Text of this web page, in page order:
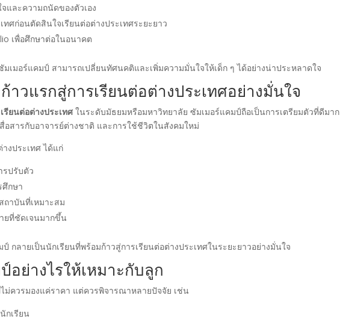
และความถนัดของตัวเอง
ศก่อนตัดสินใจเรียนต่อต่างประเทศระยะยาว
เพื่อศึกษาต่อในอนาคต
เมอร์แคมป์ สามารถเปลี่ยนทัศนคติและเพิ่มความมั่นใจให้เด็ก ๆ ได้อย่างน่าประหลาดใจ
วแรกสู่การเรียนต่อต่างประเทศอย่างมั่นใจ
เรียนต่อต่างประเทศในระดับมัธยมหรือมหาวิทยาลัย ซัมเมอร์แคมป์ถือเป็นการเตรียมตัวที่ดีมา
อสารกับอาจารย์ต่างชาติ และการใช้ชีวิตในสังคมใหม่
งประเทศ ได้แก่
รปรับตัว
กษา
ถาบันที่เหมาะสม
ยที่ชัดเจนมากขึ้น
กลายเป็นนักเรียนที่พร้อมก้าวสู่การเรียนต่อต่างประเทศในระยะยาวอย่างมั่นใจ
อย่างไรให้เหมาะกับลูก
ม่ควรมองแค่ราคา แต่ควรพิจารณาหลายปัจจัย เช่น
กเรียน